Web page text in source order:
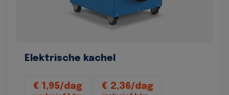
Elektrische kachel
€ 1,95/dag € 2,36/dag